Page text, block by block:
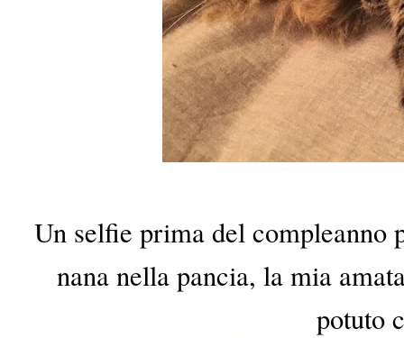
Un selfie prima del compleanno
nana nella pancia, la mia
potuto